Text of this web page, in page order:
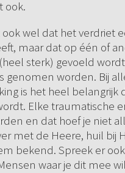
ook.
wel dat het verdriet
maar dat op één of
sterk) gevoeld
genomen worden. Bij
is het heel belangrijk
Elke traumatische
en dat hoef je niet
met de Heere, huil bij
bekend. Spreek er
waar je dit mee